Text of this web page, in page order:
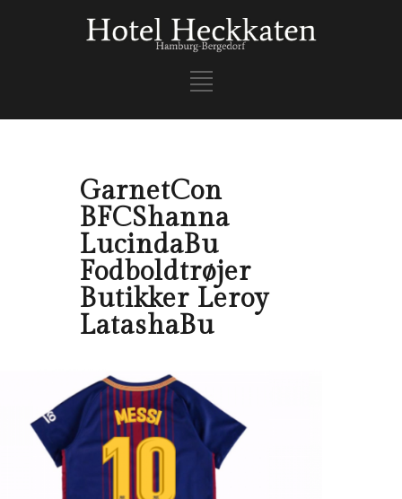
GarnetCon
BFCShanna
LucindaBu
Fodboldtrøjer
Butikker Leroy
LatashaBu